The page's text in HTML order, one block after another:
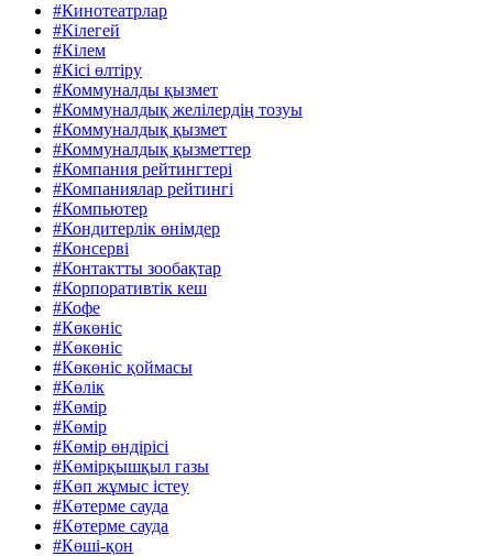
#Кинотеатрлар
#Кілегей
#Кілем
#Кісі өлтіру
#Коммуналды қызмет
#Коммуналдық желілердің тозуы
#Коммуналдық қызмет
#Коммуналдық қызметтер
#Компания рейтингтері
#Компаниялар рейтингі
#Компьютер
#Кондитерлік өнімдер
#Консерві
#Контактты зообақтар
#Корпоративтік кеш
#Кофе
#Көкөніс
#Көкөніс
#Көкөніс қоймасы
#Көлік
#Көмір
#Көмір
#Көмір өндірісі
#Көмірқышқыл газы
#Көп жұмыс істеу
#Көтерме сауда
#Көтерме сауда
#Көші-қон